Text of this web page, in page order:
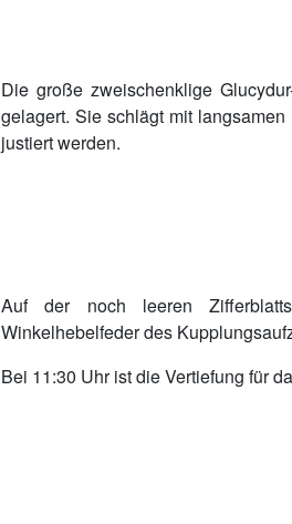
Die große zweischenklige
gelagert. Sie schlägt mit
justiert werden.
Auf der noch leeren
Winkelhebelfeder des
Bei 11:30 Uhr ist die Vertiefung für